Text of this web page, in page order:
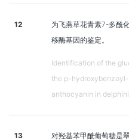
12
为飞燕草花青素7-多酰
移酶基因的鉴定。
Identification of the
the p-
anthocyanin in
13 对羟基苯甲酰葡萄糖是